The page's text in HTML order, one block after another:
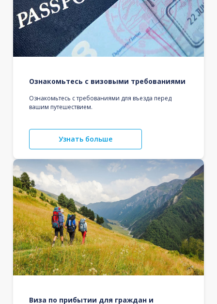
Ознакомьтесь с визовыми требованиями
Ознакомьтесь с требованиями для въезда перед
вашим путешествием.
Узнать больше
Виза по прибытии для граждан и